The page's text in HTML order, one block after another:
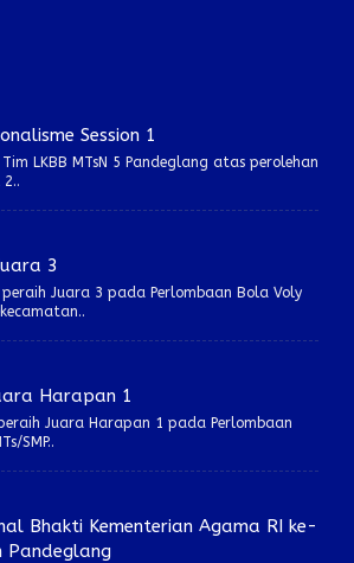
Session 1
LKBB MTsN 5 Pandeglang atas perolehan
3
Juara 3 pada Perlombaan Bola Voly
Harapan 1
Juara Harapan 1 pada Perlombaan
SMP..
Bhakti Kementerian Agama RI ke-
Pandeglang